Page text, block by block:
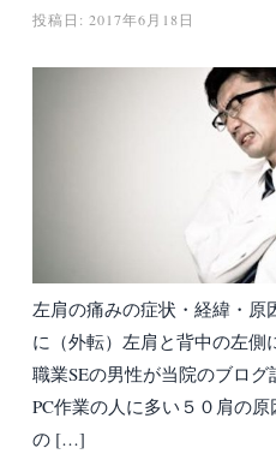
投稿日: 2017年6月18日
左肩の痛みの症状・経緯・原
に（外転）左肩と背中の左側
職業SEの男性が当院のブロ
PC作業の人に多い５０肩の
の […]